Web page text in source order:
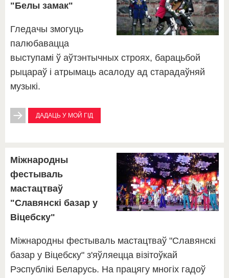
"Белы замак"
Гледачы змогуць
палюбавацца
выступамі ў аўтэнтычных строях, барацьбой
рыцараў і атрымаць асалоду ад старадаўняй
музыкі.
ДАДАЦЬ У МОЙ ГІД
Міжнародны
фестываль
мастацтваў
"Славянскі базар у
Віцебску"
Міжнародны фестываль мастацтваў "Славянскі
базар у Віцебску" з'яўляецца візітоўкай
Рэспублікі Беларусь. На працягу многіх гадоў